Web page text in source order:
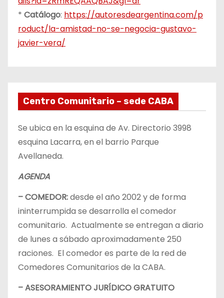
* Catálogo: https://autoresdeargentina.com/p
roduct/la-amistad-no-se-negocia-gustavo-
javier-vera/
Centro Comunitario – sede CABA
Se ubica en la esquina de Av. Directorio 3998
esquina Lacarra, en el barrio Parque
Avellaneda.
AGENDA
– COMEDOR:desde el año 2002 y de forma
ininterrumpida se desarrolla el comedor
comunitario. Actualmente se entregan a diario
de lunes a sábado aproximadamente 250
raciones. El comedor es parte de la red de
Comedores Comunitarios de la CABA.
– ASESORAMIENTO JURÍDICO GRATUITO